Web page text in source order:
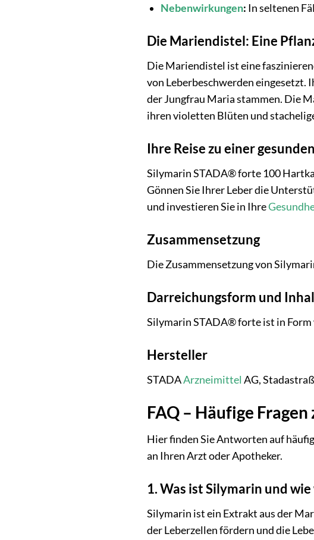
Nebenwirkungen: In seltenen
Die Mariendistel: Eine
Die Mariendistel ist eine
von Leberbeschwerden eingesetzt.
der Jungfrau Maria stammen. Die
ihren violetten Blüten und
Ihre Reise zu einer
Silymarin STADA® forte 100
Gönnen Sie Ihrer Leber die
und investieren Sie in Ihre
Zusammensetzung
Die Zusammensetzung von
Darreichungsform und
Silymarin STADA® forte ist in
Hersteller
STADAArzneimittel AG,
FAQ – Häufige
Hier finden Sie Antworten auf
an Ihren Arzt oder Apotheker.
1. Was ist Silymarin und
Silymarin ist ein Extrakt aus der
der Leberzellen fördern und die